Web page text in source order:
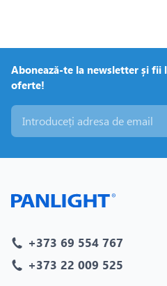
Abonează-te la newsletter și fii
oferte!
+373 69 554 767
+373 22 009 525